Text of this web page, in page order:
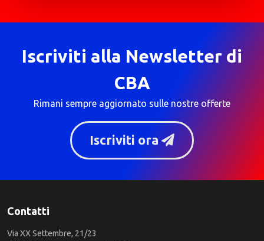
Iscriviti alla Newsletter di
CBA
Rimani sempre aggiornato sulle nostre offerte
Iscriviti ora
Contatti
Via XX Settembre, 21/23